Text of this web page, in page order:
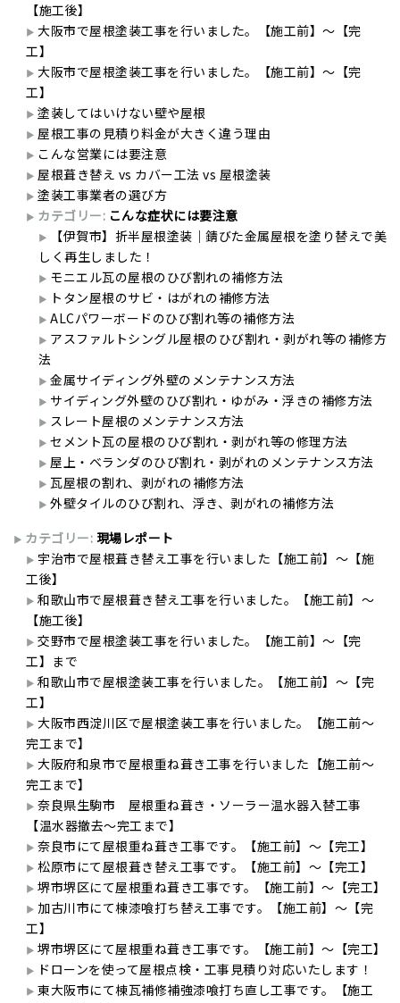
【施工後】
大阪市で屋根塗装工事を行いました。【施工前】～【完
工】
大阪市で屋根塗装工事を行いました。【施工前】～【完
工】
塗装してはいけない壁や屋根
屋根工事の見積り料金が大きく違う理由
こんな営業には要注意
屋根葺き替え vs カバー工法 vs 屋根塗装
塗装工事業者の選び方
カテゴリー: こんな症状には要注意
【伊賀市】折半屋根塗装｜錆びた金属屋根を塗り替えで美
しく再生しました！
モニエル瓦の屋根のひび割れの補修方法
トタン屋根のサビ・はがれの補修方法
ALCパワーボードのひび割れ等の補修方法
アスファルトシングル屋根のひび割れ・剥がれ等の補修方
法
金属サイディング外壁のメンテナンス方法
サイディング外壁のひび割れ・ゆがみ・浮きの補修方法
スレート屋根のメンテナンス方法
セメント瓦の屋根のひび割れ・剥がれ等の修理方法
屋上・ベランダのひび割れ・剥がれのメンテナンス方法
瓦屋根の割れ、剥がれの補修方法
外壁タイルのひび割れ、浮き、剥がれの補修方法
カテゴリー: 現場レポート
宇治市で屋根葺き替え工事を行いました【施工前】～【施
工後】
和歌山市で屋根葺き替え工事を行いました。【施工前】～
【施工後】
交野市で屋根塗装工事を行いました。【施工前】～【完
工】まで
和歌山市で屋根塗装工事を行いました。【施工前】～【完
工】
大阪市西淀川区で屋根塗装工事を行いました。【施工前～
完工まで】
大阪府和泉市で屋根重ね葺き工事を行いました【施工前～
完工まで】
奈良県生駒市 屋根重ね葺き・ソーラー温水器入替工事
【温水器撤去～完工まで】
奈良市にて屋根重ね葺き工事です。【施工前】～【完工】
松原市にて屋根葺き替え工事です。【施工前】～【完工】
堺市堺区にて屋根重ね葺き工事です。【施工前】～【完工】
加古川市にて棟漆喰打ち替え工事です。【施工前】～【完
工】
堺市堺区にて屋根重ね葺き工事です。【施工前】～【完工】
ドローンを使って屋根点検・工事見積り対応いたします！
東大阪市にて棟瓦補修補強漆喰打ち直し工事です。【施工